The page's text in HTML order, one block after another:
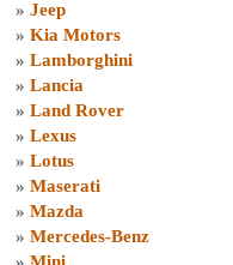
» Jeep
» Kia Motors
» Lamborghini
» Lancia
» Land Rover
» Lexus
» Lotus
» Maserati
» Mazda
» Mercedes-Benz